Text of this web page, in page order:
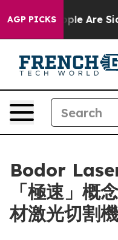
AGP PICKS
“People Are Sick
Bodor
「極速」概
材激光切割